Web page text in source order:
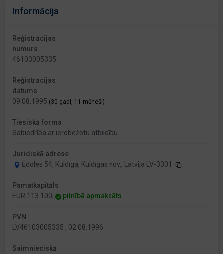
Informācija
Reģistrācijas
numurs
46103005335
Reģistrācijas
datums
09.08.1995 (30 gadi, 11 mēneši)
Tiesiskā forma
Sabiedrība ar ierobežotu atbildību
Juridiskā adrese
Ēdoles 54, Kuldīga, Kuldīgas nov., Latvija LV-3301
Pamatkapitāls
EUR 113 100,
pilnībā apmaksāts
PVN
LV46103005335 , 02.08.1996
Saimnieciskā